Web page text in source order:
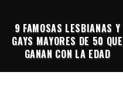
9 FAMOSAS LESBIANAS Y
GAYS MAYORES DE 50 QUE
GANAN CON LA EDAD